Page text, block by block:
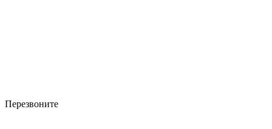
Перезвоните